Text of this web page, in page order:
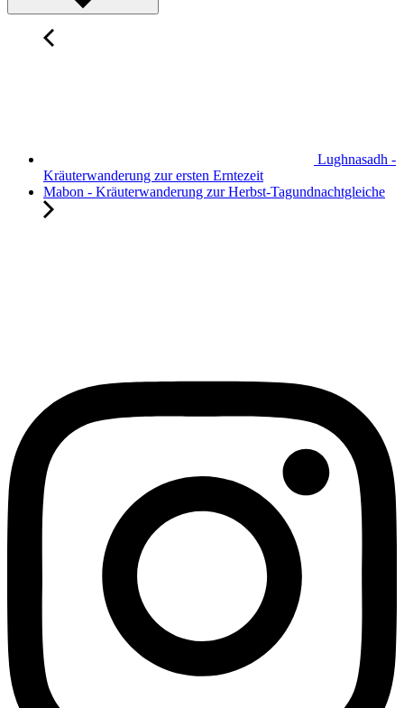
Lughnasadh -
Kräuterwanderung zur ersten Erntezeit
Mabon - Kräuterwanderung zur Herbst-Tagundnachtgleiche